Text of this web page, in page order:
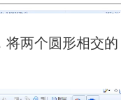
将两个圆形相交的